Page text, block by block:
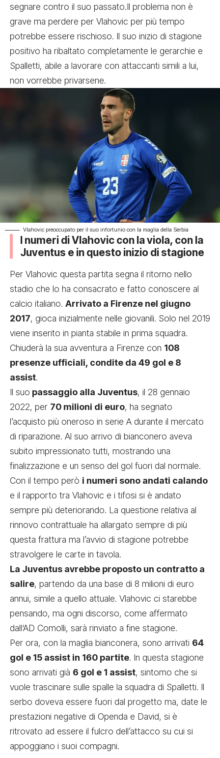
segnare contro il suo passato.Il problema non è
grave ma perdere per Vlahovic per più tempo
potrebbe essere rischioso. Il suo inizio di stagione
positivo ha ribaltato completamente le gerarchie e
Spalletti, abile a lavorare con attaccanti simili a lui,
non vorrebbe privarsene.
Vlahovic preoccupato per il suo infortunio con la maglia della Serbia
I numeri di Vlahovic con la viola, con la
Juventus e in questo inizio di stagione
Per Vlahovic questa partita segna il ritorno nello
stadio che lo ha consacrato e fatto conoscere al
calcio italiano. Arrivato a Firenze nel giugno
2017, gioca inizialmente nelle giovanili. Solo nel 2019
viene inserito in pianta stabile in prima squadra.
Chiuderà la sua avventura a Firenze con 108
presenze ufficiali, condite da 49 gol e 8
assist.
Il suo passaggio alla Juventus, il 28 gennaio
2022, per 70 milioni di euro, ha segnato
l’acquisto più oneroso in serie A durante il mercato
di riparazione. Al suo arrivo di bianconero aveva
subito impressionato tutti, mostrando una
finalizzazione e un senso del gol fuori dal normale.
Con il tempo però i numeri sono andati calando
e il rapporto tra Vlahovic e i tifosi si è andato
sempre più deteriorando. La questione relativa al
rinnovo contrattuale ha allargato sempre di più
questa frattura ma l’avvio di stagione potrebbe
stravolgere le carte in tavola.
La Juventus avrebbe proposto un contratto a
salire, partendo da una base di 8 milioni di euro
annui, simile a quello attuale. Vlahovic ci starebbe
pensando, ma ogni discorso, come affermato
dall‘AD Comolli, sarà rinviato a fine stagione.
Per ora, con la maglia bianconera, sono arrivati 64
gol e 15 assist in 160 partite. In questa stagione
sono arrivati già 6 gol e 1 assist, sintomo che si
vuole trascinare sulle spalle la squadra di Spalletti. Il
serbo doveva essere fuori dal progetto ma, date le
prestazioni negative di Openda e David, si è
ritrovato ad essere il fulcro dell’attacco su cui si
appoggiano i suoi compagni.